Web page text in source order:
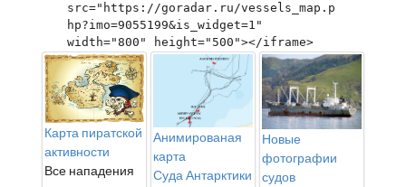
src="https://goradar.ru/vessels_map.p
hp?imo=9055199&is_widget=1"
width="800" height="500"></iframe>
Карта пиратской
активности
Все нападения
Анимированая
карта
Суда Антарктики
Новые
фотографии
судов